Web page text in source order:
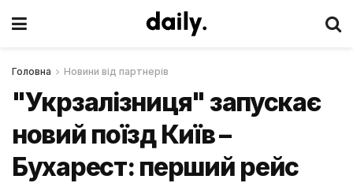
Головна Новини від партнерів
"Укрзалізниця" запускає
новий поїзд Київ –
Бухарест: перший рейс